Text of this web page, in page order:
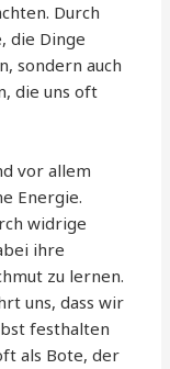
Durch
die Dinge
sondern auch
die uns oft
vor allem
Energie.
widrige
ihre
zu lernen.
uns, dass wir
festhalten
als Bote, der